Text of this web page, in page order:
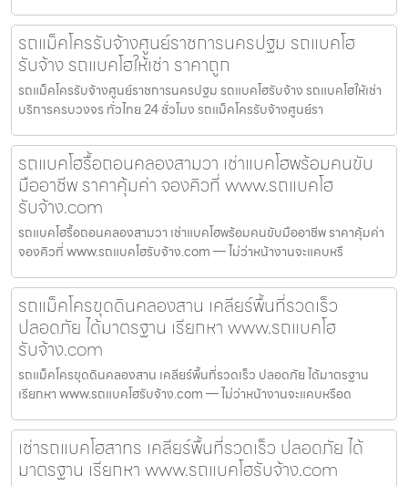
รถแม็คโครรับจ้างศูนย์ราชการนครปฐม รถแบคโฮ
รับจ้าง รถแบคโฮให้เช่า ราคาถูก
รถแม็คโครรับจ้างศูนย์ราชการนครปฐม รถแบคโฮรับจ้าง รถแบคโฮให้เช่า
บริการครบวงจร ทั่วไทย 24 ชั่วโมง รถแม็คโครรับจ้างศูนย์รา
รถแบคโฮรื้อถอนคลองสามวา เช่าแบคโฮพร้อมคนขับ
มืออาชีพ ราคาคุ้มค่า จองคิวที่ www.รถแบคโฮ
รับจ้าง.com
รถแบคโฮรื้อถอนคลองสามวา เช่าแบคโฮพร้อมคนขับมืออาชีพ ราคาคุ้มค่า
จองคิวที่ www.รถแบคโฮรับจ้าง.com — ไม่ว่าหน้างานจะแคบหรื
รถแม็คโครขุดดินคลองสาน เคลียร์พื้นที่รวดเร็ว
ปลอดภัย ได้มาตรฐาน เรียกหา www.รถแบคโฮ
รับจ้าง.com
รถแม็คโครขุดดินคลองสาน เคลียร์พื้นที่รวดเร็ว ปลอดภัย ได้มาตรฐาน
เรียกหา www.รถแบคโฮรับจ้าง.com — ไม่ว่าหน้างานจะแคบหรือด
เช่ารถแบคโฮสาทร เคลียร์พื้นที่รวดเร็ว ปลอดภัย ได้
มาตรฐาน เรียกหา www.รถแบคโฮรับจ้าง.com